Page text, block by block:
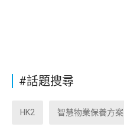
#話題搜尋
HK2 智慧物業保養方案